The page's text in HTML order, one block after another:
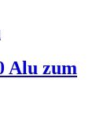
Alu zum